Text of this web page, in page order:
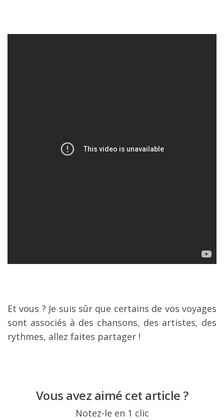
Et vous ? Je suis sûr que certains de vos voyages
sont associés à des chansons, des artistes, des
rythmes, allez faites partager !
Vous avez aimé cet article ?
Notez-le en 1 clic